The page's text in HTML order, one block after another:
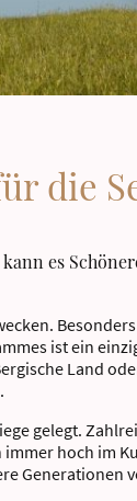
die
es
ist ein
Land
gelegt.
hoch im
Generationen